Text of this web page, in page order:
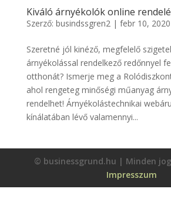
Kiváló árnyékolók online
Szerző: busindssgren2| febr 10, 2020
Szeretné jól kinéző, megfelelő
árnyékolással rendelkező redőnnyel
otthonát? Ismerje meg a
ahol rengeteg minőségi műanyag
rendelhet! Árnyékolástechnikai
kínálatában lévő valamennyi...
© businessgrund.hu | Minden
Impresszum